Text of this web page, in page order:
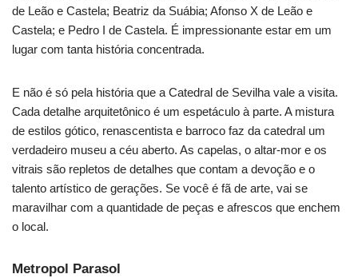
de Leão e Castela; Beatriz da Suábia; Afonso X de Leão e
Castela; e Pedro I de Castela. É impressionante estar em um
lugar com tanta história concentrada.
E não é só pela história que a Catedral de Sevilha vale a visita.
Cada detalhe arquitetônico é um espetáculo à parte. A mistura
de estilos gótico, renascentista e barroco faz da catedral um
verdadeiro museu a céu aberto. As capelas, o altar-mor e os
vitrais são repletos de detalhes que contam a devoção e o
talento artístico de gerações. Se você é fã de arte, vai se
maravilhar com a quantidade de peças e afrescos que enchem
o local.
Metropol Parasol